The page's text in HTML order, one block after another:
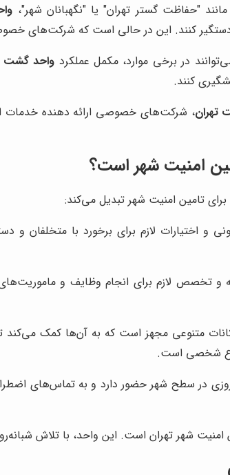
"حفاظت گستر تهران" یا "نگهبانان شهر"،
دستگیر کنند. این در حالی است که شرکت‌های
در برخی موارد، مکمل عملکرد واحد گشت
کنند.
تهران، شرکت‌های خصوصی ارائه دهنده خدمات
امنیت شهر است؟
برای تامین امنیت شهر تبدیل می‌کند:
و اختیارات لازم برای برخورد با
و تخصص لازم برای انجام وظایف و
متنوعی مجهز است که به آن‌ها کمک
شخصی است.
در سطح شهر حضور دارد و به تماس‌های
امنیت شهر تهران است. این واحد، با تلاش